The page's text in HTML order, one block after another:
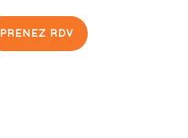
PRENEZ RDV